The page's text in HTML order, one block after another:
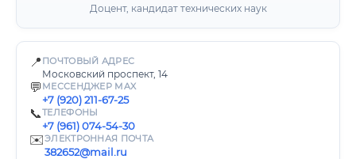
Доцент, кандидат технических наук
📍 ПОЧТОВЫЙ АДРЕС
Московский проспект, 14
💬 МЕССЕНДЖЕР MAX
+7 (920) 211-67-25
📞ТЕЛЕФОНЫ
+7 (961) 074-54-30
✉️ЭЛЕКТРОННАЯ ПОЧТА
382652@mail.ru